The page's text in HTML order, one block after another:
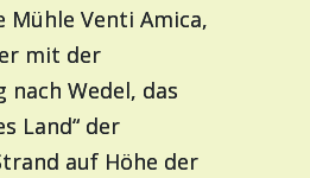
Venti Amica,
mit der
nach Wedel, das
Land“ der
auf Höhe der